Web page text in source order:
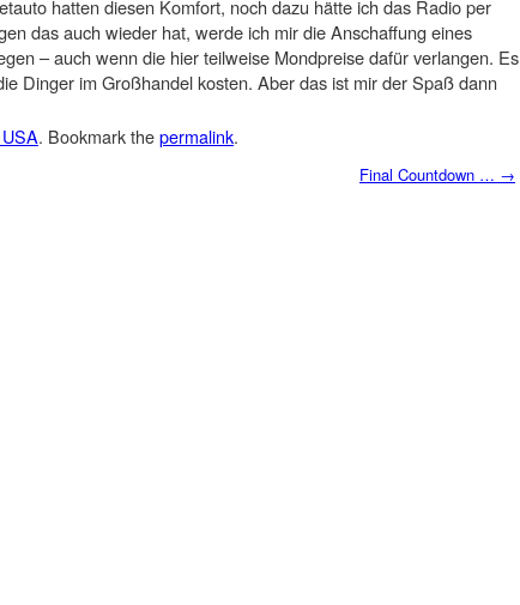
hatten diesen Komfort, noch dazu hätte ich das Radio per
das auch wieder hat, werde ich mir die Anschaffung eines
– auch wenn die hier teilweise Mondpreise dafür verlangen. Es
Dinger im Großhandel kosten. Aber das ist mir der Spaß dann
. Bookmark thepermalink.
Final Countdown … →